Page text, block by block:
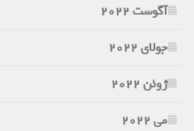
آگوست 2022
جولای 2022
ژوئن 2022
می 2022